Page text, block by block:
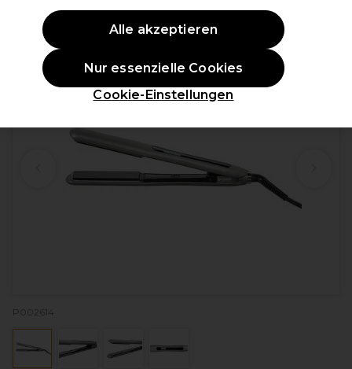
ANGEBOT
P002614
Cookie-Einstellungen
Nur essenzielle Cookies
Alle akzeptieren